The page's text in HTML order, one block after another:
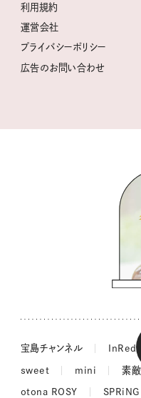
圷みほさんのゆるっと週末キ
豆柴・まもるくんの旅日記
柳沢小実さんのお散歩するよ
valoさんのかわいいもの探し
コウケンテツのヒトワザ巡り
ノーラのフィンランド旅気分
吉田羊さんの着物と12のア
長谷川あかりさんの今週も
毎日が心地よくなるリンネルタ
利用規約
運営会社
プライバシーポリシー
広告のお問い合わせ
宝島チャンネル InRed
sweet mini 素
otona ROSY SPRiNG